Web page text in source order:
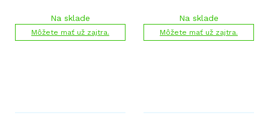
Na sklade
Môžete mať už zajtra.
Na sklade
Môžete mať už zajtra.